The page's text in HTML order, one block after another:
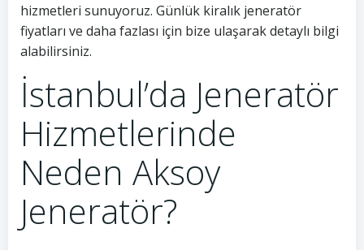
hizmetleri sunuyoruz. Günlük kiralık jeneratör
fiyatları ve daha fazlası için bize ulaşarak detaylı bilgi
alabilirsiniz.
İstanbul’da Jeneratör
Hizmetlerinde
Neden Aksoy
Jeneratör?